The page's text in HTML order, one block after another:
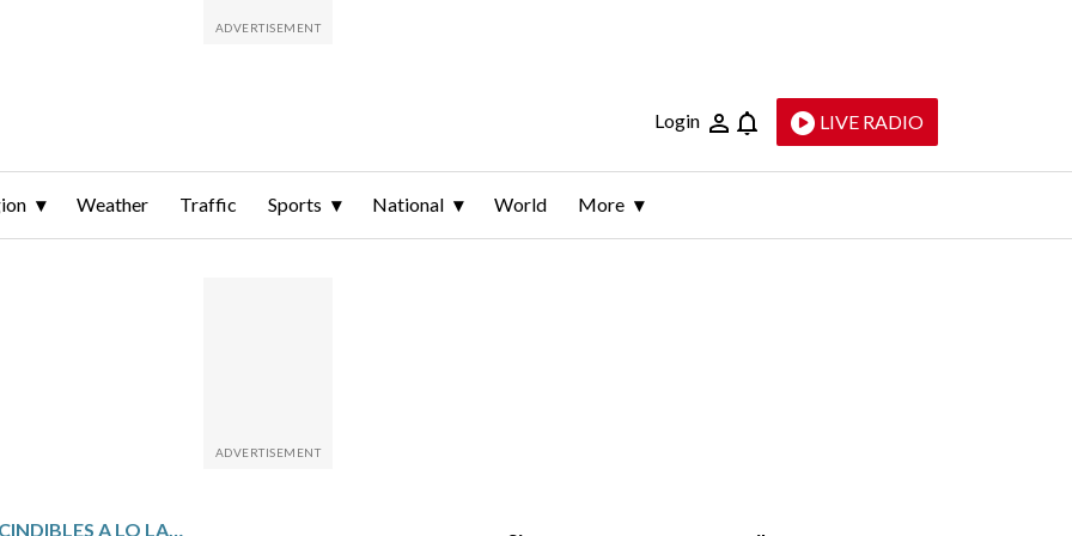
Login LIVE RADIO
Weather Traffic Sports National World More
6 PARADAS IMPRESCINDIBLES A LO LARGO DE LA RUTA 66